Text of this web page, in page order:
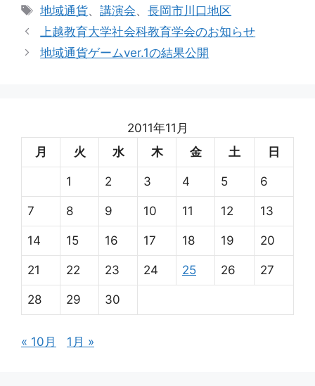
リ
ー
タ
グ
地域通貨、講演会、長岡市川口地区
上越教育大学社会科教育学会のお知らせ
地域通貨ゲームver.1の結果公開
2011年11月
月
火 水 木 金 土 日
1 2 3 4 5 6
7 8 9 10 11 12 13
14 15 16 17 18 19 20
21 22 23 24 25 26 27
28 29 30
« 10月 1月 »